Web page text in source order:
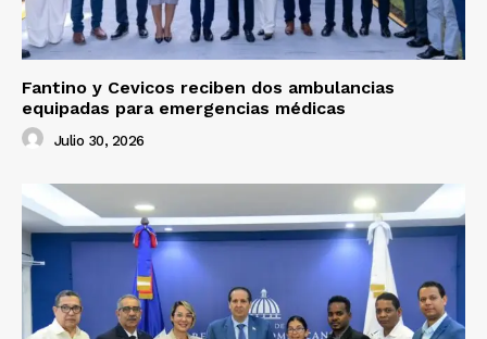
Fantino y Cevicos reciben dos ambulancias
equipadas para emergencias médicas
Julio 30, 2026